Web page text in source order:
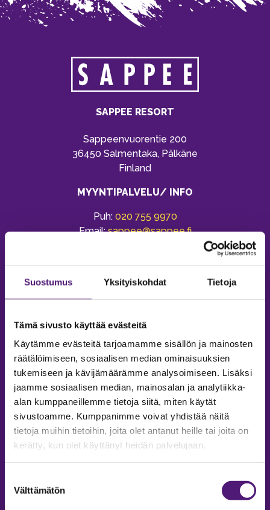
Suostumus Yksityiskohdat Tietoja
Tämä sivusto käyttää evästeitä
Käytämme evästeitä tarjoamamme sisällön ja mainosten
räätälöimiseen, sosiaalisen median ominaisuuksien
tukemiseen ja kävijämäärämme analysoimiseen. Lisäksi
jaamme sosiaalisen median, mainosalan ja analytiikka-
alan kumppaneillemme tietoja siitä, miten käytät
sivustoamme. Kumppanimme voivat yhdistää näitä
tietoja muihin tietoihin, joita olet antanut heille tai joita on
kerätty, kun olet käyttänyt heidän palvelujaan.
valinta
Välttämätön
SAPPEE RESORT
Sappeenvuorentie 200
36450 Salmentaka, Pälkäne
Finland
MYYNTIPALVELU/ INFO
Puh: 020 755 9970
Email:sappee@sappee.fi
MAJOITUS
Tiedustelut & Varaukset